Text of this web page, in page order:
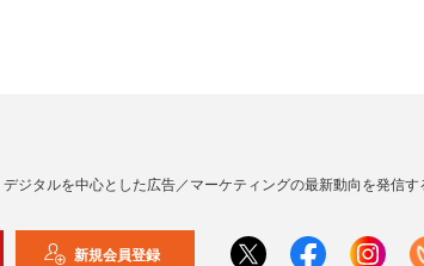
デジタルを中心とした広告／マーケティングの最新動向を発信す
新規会員登録